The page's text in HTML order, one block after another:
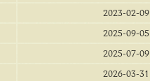
2023-02-09
2025-09-05
2025-07-09
2026-03-31